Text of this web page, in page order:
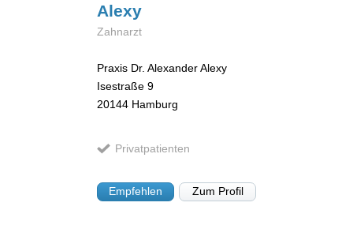
Alexy
Zahnarzt
Praxis Dr. Alexander Alexy
Isestraße 9
20144 Hamburg
Privatpatienten
Empfehlen Zum Profil